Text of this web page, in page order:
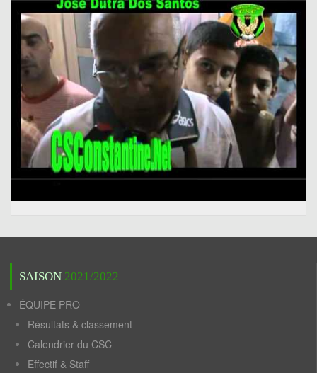
SAISON 2021/2022
ÉQUIPE PRO
Résultats & classement
Calendrier du CSC
Effectif & Staff